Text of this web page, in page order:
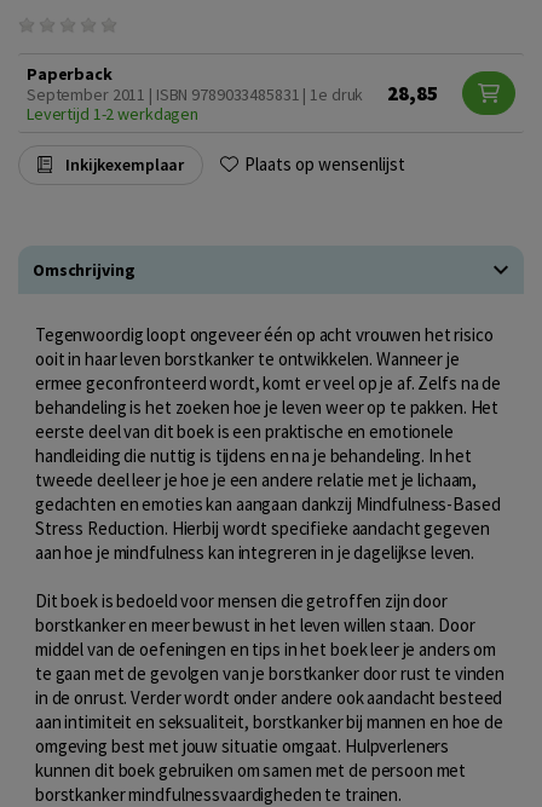
Paperback
September 2011 | ISBN 9789033485831 | 1e druk
Levertijd 1-2 werkdagen
28,85
Inkijkexemplaar Plaats op wensenlijst
Omschrijving
Tegenwoordig loopt ongeveer één op acht vrouwen het risico
ooit in haar leven borstkanker te ontwikkelen. Wanneer je
ermee geconfronteerd wordt, komt er veel op je af. Zelfs na de
behandeling is het zoeken hoe je leven weer op te pakken. Het
eerste deel van dit boek is een praktische en emotionele
handleiding die nuttig is tijdens en na je behandeling. In het
tweede deel leer je hoe je een andere relatie met je lichaam,
gedachten en emoties kan aangaan dankzij Mindfulness-Based
Stress Reduction. Hierbij wordt specifieke aandacht gegeven
aan hoe je mindfulness kan integreren in je dagelijkse leven.
Dit boek is bedoeld voor mensen die getroffen zijn door
borstkanker en meer bewust in het leven willen staan. Door
middel van de oefeningen en tips in het boek leer je anders om
te gaan met de gevolgen van je borstkanker door rust te vinden
in de onrust. Verder wordt onder andere ook aandacht besteed
aan intimiteit en seksualiteit, borstkanker bij mannen en hoe de
omgeving best met jouw situatie omgaat. Hulpverleners
kunnen dit boek gebruiken om samen met de persoon met
borstkanker mindfulnessvaardigheden te trainen.